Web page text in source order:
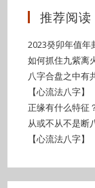
推荐阅读
2023癸卯年值年
如何抓住九紫离
八字合盘之中有
【心流法八字】
正缘有什么特征
从或不从不是断
【心流法八字】